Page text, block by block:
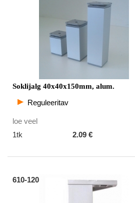
Soklijalg 40x40x150mm, alum.
Reguleeritav
loe veel
1tk
2.09 €
610-120